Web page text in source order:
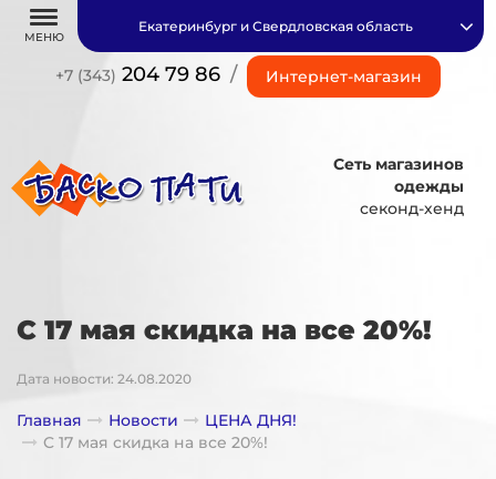
МЕНЮ
+7 (343) 204 79 86 / Интернет-магазин
Екатеринбург и Свердловская область
Сеть магазинов
одежды
секонд-хенд
C 17 мая скидка на все 20%!
Дата новости: 24.08.2020
Главная Новости
ЦЕНА ДНЯ!
C 17 мая скидка на все 20%!